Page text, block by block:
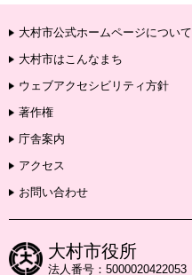
大村市公式ホームページについて
大村市はこんなまち
ウェブアクセシビリティ方針
著作権
庁舎案内
アクセス
お問い合わせ
大村市役所
法人番号：5000020422053